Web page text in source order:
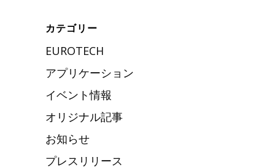
カテゴリー
EUROTECH
アプリケーション
イベント情報
オリジナル記事
お知らせ
プレスリリース